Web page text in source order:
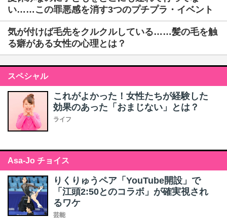
い……この罪悪感を消す3つのプチプラ・イベント
気が付けば毛先をクルクルしている……髪の毛を触
る癖がある女性の心理とは？
スペシャル
これがよかった！女性たちが経験した
効果のあった「おまじない」とは？
ライフ
Asa-Jo チョイス
りくりゅうペア「YouTube開設」で
「江頭2:50とのコラボ」が確実視され
るワケ
芸能